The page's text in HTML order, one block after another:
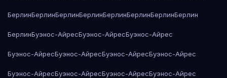
БерлинБерлинБерлинБерлинБерлинБерлинБерлинБерлин
БерлинБуэнос-АйресБуэнос-АйресБуэнос-Айрес
Буэнос-АйресБуэнос-АйресБуэнос-АйресБуэнос-Айрес
Буэнос-АйресБуэнос-АйресБуэнос-АйресБуэнос-Айрес